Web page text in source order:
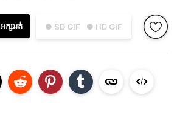
● SD GIF ● HD GIF
អក្សររត់